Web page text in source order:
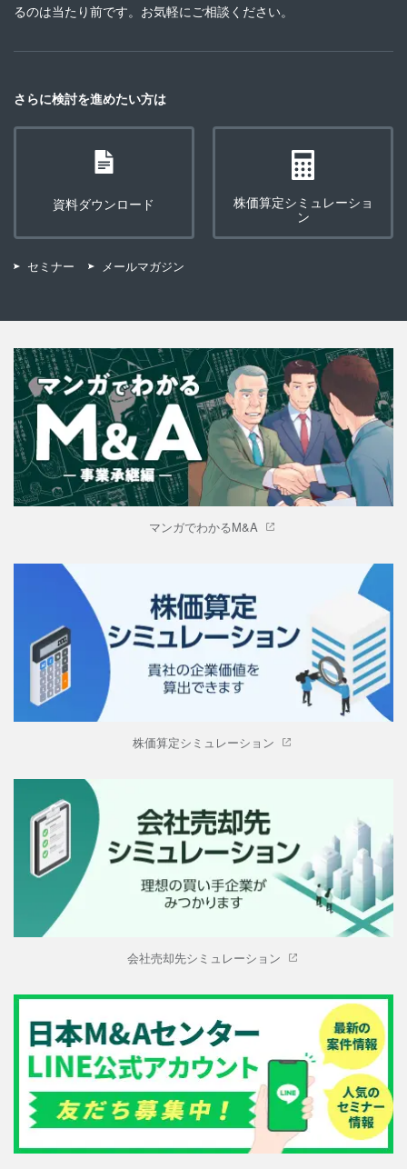
るのは当たり前です。お気軽にご相談ください。
さらに検討を進めたい方は
資料ダウンロード
株価算定シミュレーショ
ン
セミナー メールマガジン
マンガでわかるM&A
株価算定シミュレーション
会社売却先シミュレーション